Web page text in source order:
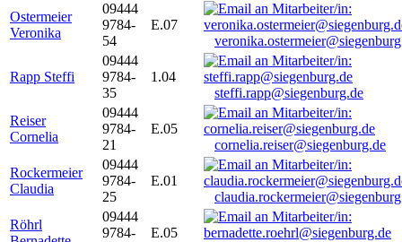
Ostermeier
Veronika
09444
9784-
54
E.07
Rapp Steffi
09444
9784-
35
1.04
steffi.rapp@siegenburg.de
Reiser
Cornelia
09444
9784-
21
E.05
cornelia.reiser@siegenburg.de
Rockermeier
Claudia
09444
9784-
25
E.01
Röhrl
09444
9784-
E.05